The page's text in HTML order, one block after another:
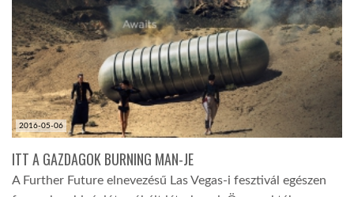
AUSZTRÁLIA
A VILÁG ITTHON
2016-05-06
ITT A GAZDAGOK BURNING MAN-JE
A Further Future elnevezésű Las Vegas-i fesztivál egészen